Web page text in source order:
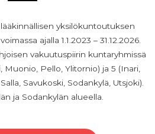
yksilökuntoutuksen
ajalla 1.1.2023 – 31.12.2026.
vakuutuspiirin kuntaryhmissä
Pello, Ylitornio) ja 5 (Inari,
Savukoski, Sodankylä, Utsjoki).
ja Sodankylän alueella.